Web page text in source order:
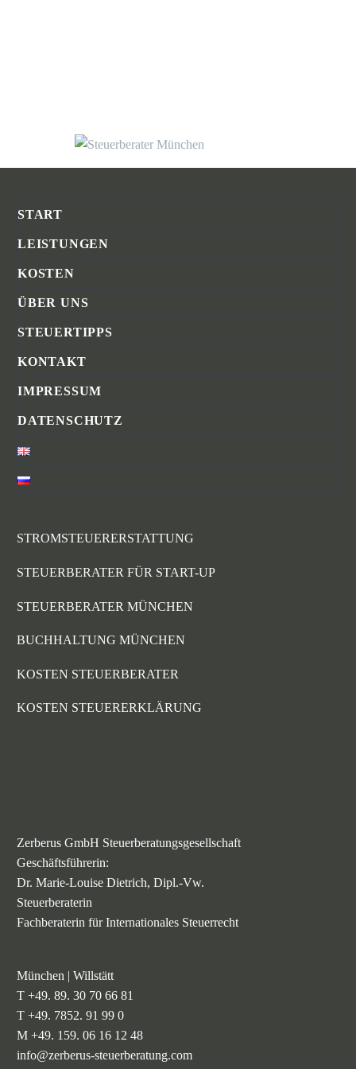
START
LEISTUNGEN
KOSTEN
ÜBER UNS
STEUERTIPPS
KONTAKT
IMPRESSUM
DATENSCHUTZ
STROMSTEUERERSTATTUNG
STEUERBERATER FÜR START-UP
STEUERBERATER MÜNCHEN
BUCHHALTUNG MÜNCHEN
KOSTEN STEUERBERATER
KOSTEN STEUERERKLÄRUNG
Zerberus GmbH Steuerberatungsgesellschaft
Geschäftsführerin:
Dr. Marie-Louise Dietrich, Dipl.-Vw.
Steuerberaterin
Fachberaterin für Internationales Steuerrecht
München | Willstätt
T +49. 89. 30 70 66 81
T +49. 7852. 91 99 0
M +49. 159. 06 16 12 48
info@zerberus-steuerberatung.com